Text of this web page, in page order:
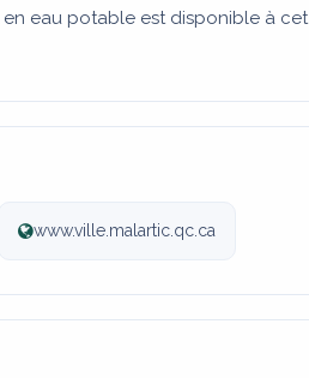
eau potable est disponible à cet
www.ville.malartic.qc.ca